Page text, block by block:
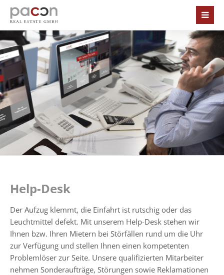
Help-Desk
Der Aufzug klemmt, die Einfahrt ist rutschig oder das
Leuchtmittel defekt. Mit unserem Help-Desk stehen wir
Ihnen bzw. Ihren Mietern bei Störfällen rund um die Uhr
zur Verfügung und stellen Ihnen einen kompetenten
Problemlöser zur Seite. Unsere qualifizierten Mitarbeiter
nehmen Sonderaufträge, Störungen sowie Reklamationen